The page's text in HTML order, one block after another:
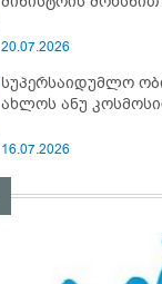
20.07.2026
სუპერსაიდუმლო
16.07.2026